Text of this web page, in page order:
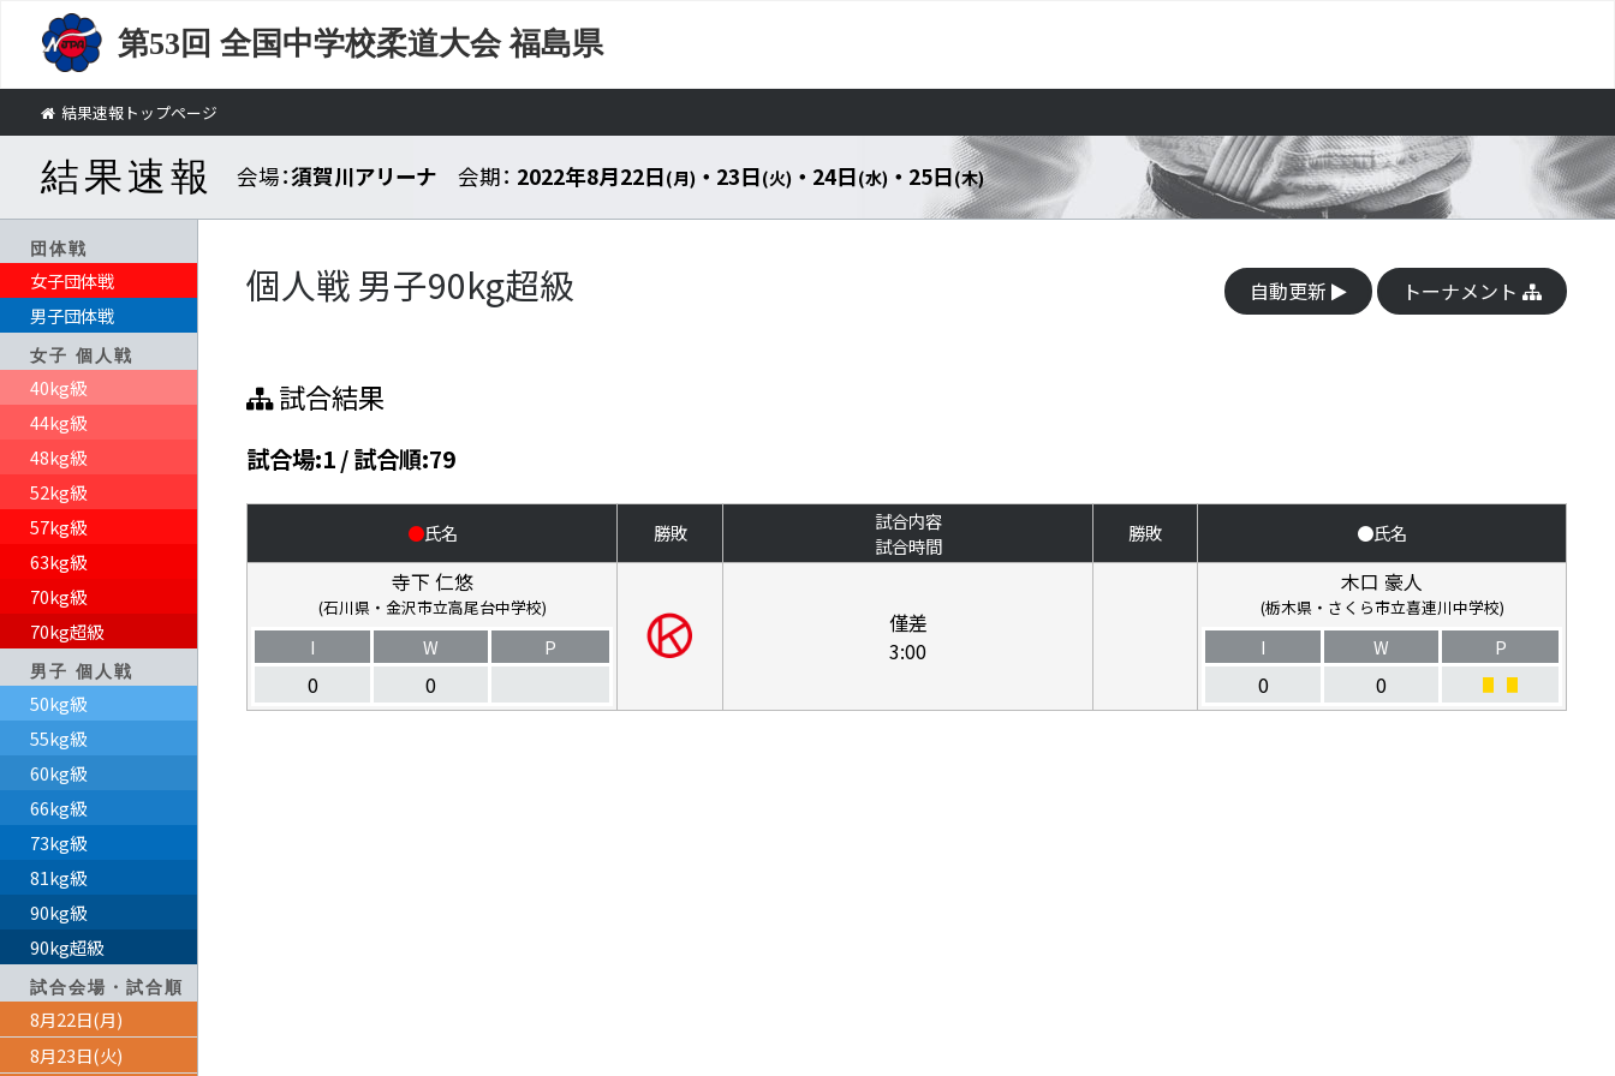
第53回 全国中学校柔道大会 福島県
結果速報トップページ
結果速報 会場：須賀川アリーナ 会期： 2022年8月22日(月)・ 23日(火)・ 24日(水)・ 25日(木)
団体戦
女子団体戦
男子団体戦
女子 個人戦
40kg級
44kg級
48kg級
52kg級
57kg級
63kg級
70kg級
70kg超級
男子 個人戦
50kg級
55kg級
60kg級
66kg級
73kg級
81kg級
90kg級
90kg超級
試合会場・試合順
8月22日(月)
8月23日(火)
個人戦 男子90kg超級 自動更新 トーナメント
試合結果
試合場:1 / 試合順:79
●氏名 勝敗
試合内容
試合時間
勝敗 ●氏名
寺下 仁悠
(石川県・金沢市立高尾台中学校)
I W P
0 0
僅差
3:00
木口 豪人
(栃木県・さくら市立喜連川中学校)
I W P
0 0 ■ ■